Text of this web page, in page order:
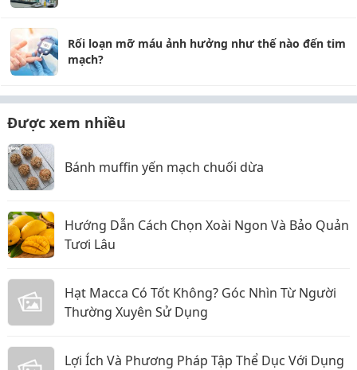
Rối loạn mỡ máu ảnh hưởng như thế nào đến tim
mạch?
Được xem nhiều
Bánh muffin yến mạch chuối dừa
Hướng Dẫn Cách Chọn Xoài Ngon Và Bảo Quản
Tươi Lâu
Hạt Macca Có Tốt Không? Góc Nhìn Từ Người
Thường Xuyên Sử Dụng
Lợi Ích Và Phương Pháp Tập Thể Dục Với Dụng